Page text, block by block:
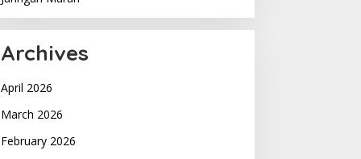
Archives
April 2026
March 2026
February 2026